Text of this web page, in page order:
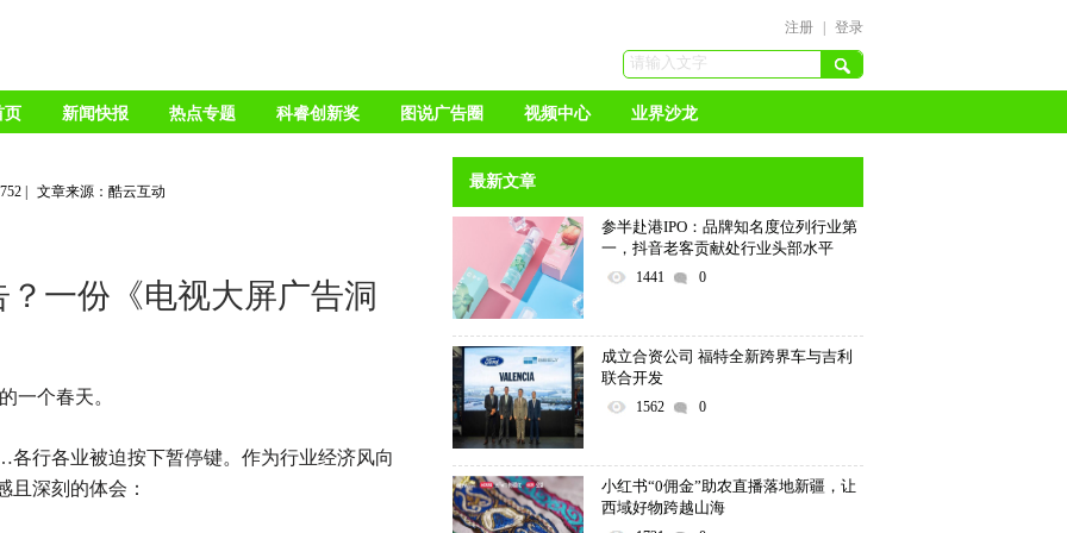
注册 登录
页 新闻快报 热点专题 科睿创新奖 图说广告圈 视频中心 业界沙龙
| 文章来源：酷云互动
一份《电视大屏广告洞
一个春天。
行各业被迫按下暂停键。作为行业经济风向
且深刻的体会：
最新文章
参半赴港IPO：品牌知名度位列行业第
一，抖音老客贡献处行业头部水平
1441 0
成立合资公司 福特全新跨界车与吉利
联合开发
1562 0
小红书“0佣金”助农直播落地新疆，让
西域好物跨越山海